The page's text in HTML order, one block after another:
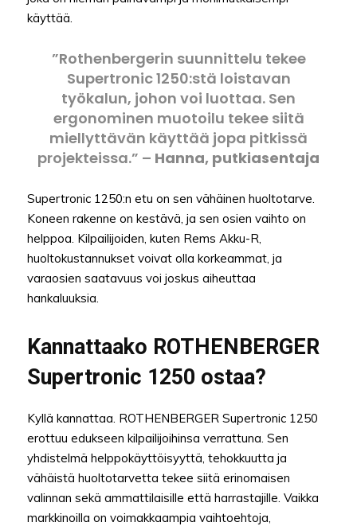
käyttää.
”Rothenbergerin suunnittelu tekee
Supertronic 1250:stä loistavan
työkalun, johon voi luottaa. Sen
ergonominen muotoilu tekee siitä
miellyttävän käyttää jopa pitkissä
projekteissa.” – Hanna, putkiasentaja
Supertronic 1250:n etu on sen vähäinen huoltotarve.
Koneen rakenne on kestävä, ja sen osien vaihto on
helppoa. Kilpailijoiden, kuten Rems Akku-R,
huoltokustannukset voivat olla korkeammat, ja
varaosien saatavuus voi joskus aiheuttaa
hankaluuksia.
Kannattaako ROTHENBERGER
Supertronic 1250 ostaa?
Kyllä kannattaa. ROTHENBERGER Supertronic 1250
erottuu edukseen kilpailijoihinsa verrattuna. Sen
yhdistelmä helppokäyttöisyyttä, tehokkuutta ja
vähäistä huoltotarvetta tekee siitä erinomaisen
valinnan sekä ammattilaisille että harrastajille. Vaikka
markkinoilla on voimakkaampia vaihtoehtoja,